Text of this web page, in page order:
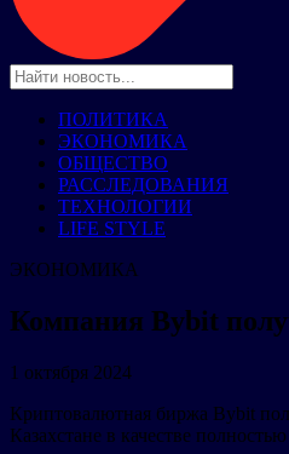
ПОЛИТИКА
ЭКОНОМИКА
ОБЩЕСТВО
РАССЛЕДОВАНИЯ
ТЕХНОЛОГИИ
LIFE STYLE
ЭКОНОМИКА
Компания Bybit
1 октября 2024
Криптовалютная биржа Bybit
Казахстане в качестве